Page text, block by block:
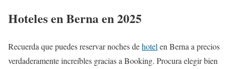
Hoteles en Berna en 2025
Recuerda que puedes reservar noches dehotel en Berna a precios
verdaderamente increíbles gracias a Booking. Procura elegir bien